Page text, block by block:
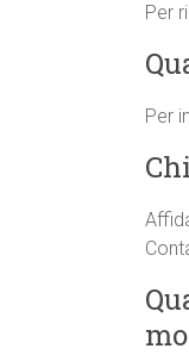
Per
Per